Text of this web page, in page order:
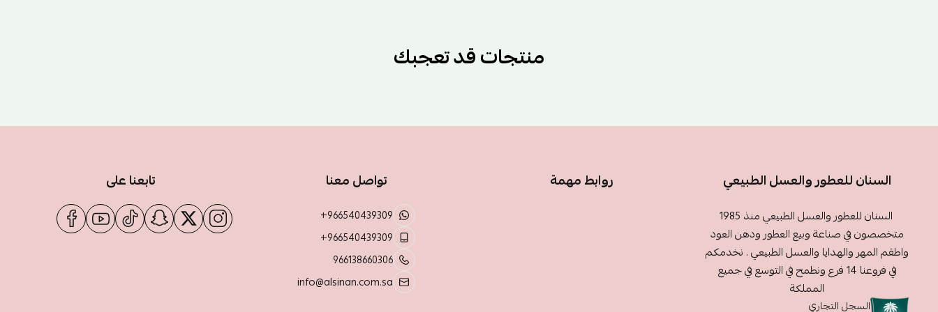
منتجات قد تعجبك
السنان للعطور والعسل الطبيعي
السنان للعطور والعسل الطبيعي منذ 1985
متخصصون في صناعة وبيع العطور ودهن العود
واطقم المهر والهدايا والعسل الطبيعي . نخدمكم
في فروعنا 14 فرع ونطمح في التوسع في جميع
المملكة
السجل التجاري
روابط مهمة تواصل معنا
+966540439309
+966540439309
966138660306
info@alsinan.com.sa
تابعنا على